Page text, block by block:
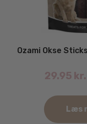
Ozami Okse
29.95 kr.
Læs